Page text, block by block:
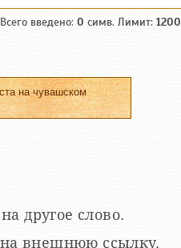
Всего введено: 0 симв. Лимит: 1200
на чувашском
другое слово.
на внешнюю ссылку.